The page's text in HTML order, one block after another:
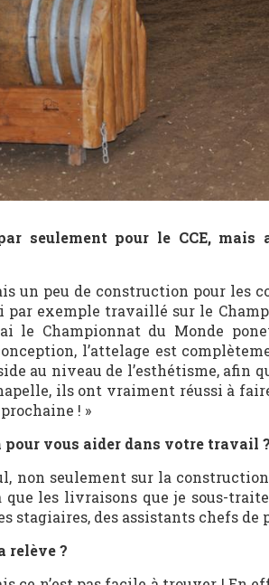
seulement pour le CCE, mais
un peu de construction pour les
par exemple travaillé sur le
le Championnat du Monde
l’attelage est
au niveau de l’esthétisme, afin
ils ont vraiment réussi à
! »
pour vous aider dans votre travail ?
non seulement sur la
que les livraisons que je sous-
stagiaires, des assistants chefs de
relève ?